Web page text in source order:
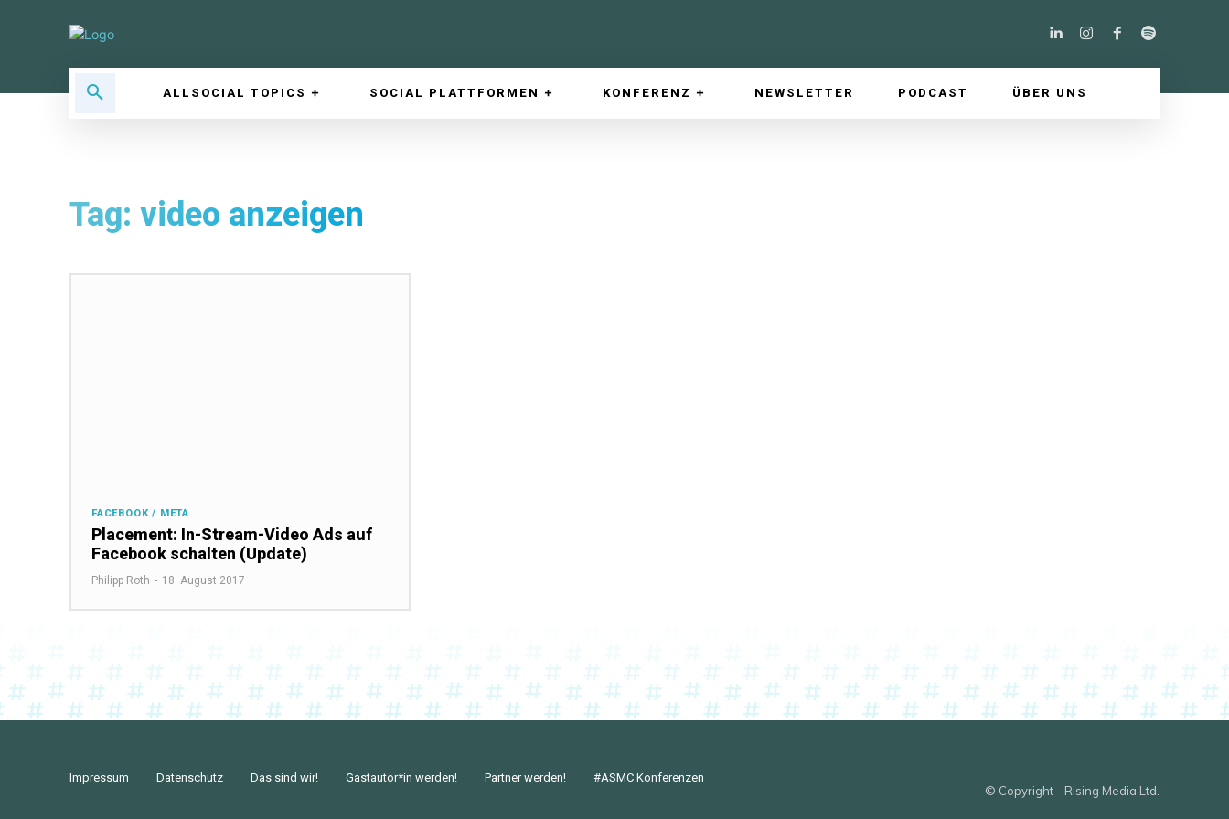
ALLSOCIAL TOPICS SOCIAL PLATTFORMEN KONFERENZ NEWSLETTER PODCAST ÜBER UNS
Tag: video anzeigen
FACEBOOK / META
Placement: In-Stream-Video Ads auf
Facebook schalten (Update)
Philipp Roth - 18. August 2017
Impressum Datenschutz Das sind wir! Gastautor*in werden! Partner werden! #ASMC Konferenzen
© Copyright - Rising Media Ltd.